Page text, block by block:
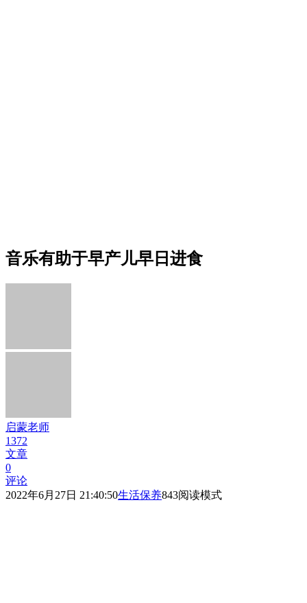
音乐有助于早产儿早日进食
启蒙老师
1372
文章
0
评论
2022年6月27日 21:40:50生活保养843阅读模式